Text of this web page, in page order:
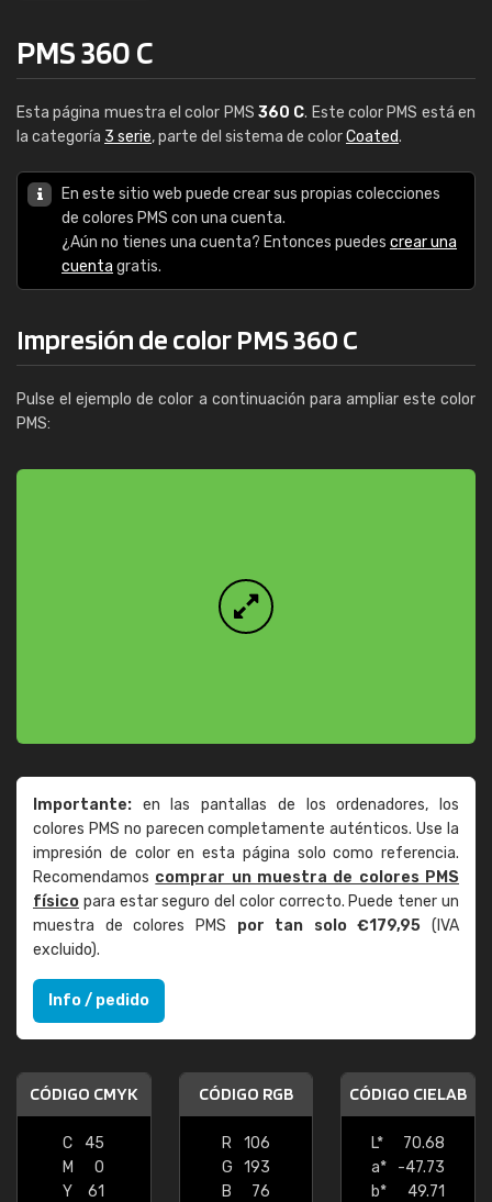
PMS 360 C
Esta página muestra el color PMS 360 C. Este color PMS está en
la categoría 3 serie, parte del sistema de colorCoated.
En este sitio web puede crear sus propias colecciones
de colores PMS con una cuenta.
¿Aún no tienes una cuenta? Entonces puedes crear una
cuenta gratis.
Impresión de color PMS 360 C
Pulse el ejemplo de color a continuación para ampliar este color
PMS:
Importante: en las pantallas de los ordenadores, los
colores PMS no parecen completamente auténticos. Use la
impresión de color en esta página solo como referencia.
Recomendamos comprar un muestra de colores PMS
físico para estar seguro del color correcto. Puede tener un
muestra de colores PMS por tan solo €179,95 (IVA
excluido).
Info / pedido
CÓDIGO CMYK
C
45
M
0
Y
61
CÓDIGO RGB
R
106
G
193
B
76
CÓDIGO CIELAB
L*
70.68
a*
-47.73
b*
49.71